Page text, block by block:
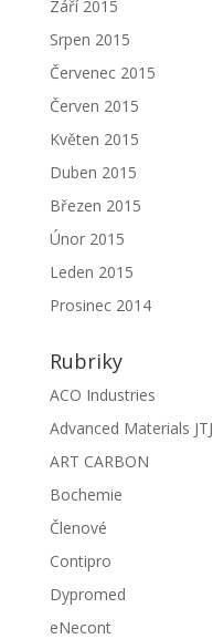
Září 2015
Srpen 2015
Červenec 2015
Červen 2015
Květen 2015
Duben 2015
Březen 2015
Únor 2015
Leden 2015
Prosinec 2014
Rubriky
ACO Industries
Advanced Materials JTJ
ART CARBON
Bochemie
Členové
Contipro
Dypromed
eNecont